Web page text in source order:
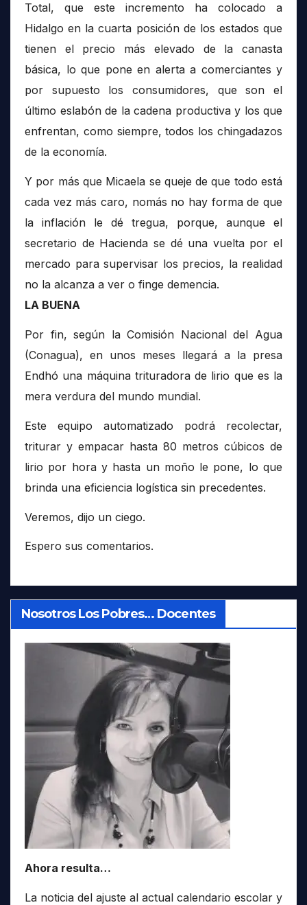
Total, que este incremento ha colocado a
Hidalgo en la cuarta posición de los estados que
tienen el precio más elevado de la canasta
básica, lo que pone en alerta a comerciantes y
por supuesto los consumidores, que son el
último eslabón de la cadena productiva y los que
enfrentan, como siempre, todos los chingadazos
de la economía.
Y por más que Micaela se queje de que todo está
cada vez más caro, nomás no hay forma de que
la inflación le dé tregua, porque, aunque el
secretario de Hacienda se dé una vuelta por el
mercado para supervisar los precios, la realidad
no la alcanza a ver o finge demencia.
LA BUENA
Por fin, según la Comisión Nacional del Agua
(Conagua), en unos meses llegará a la presa
Endhó una máquina trituradora de lirio que es la
mera verdura del mundo mundial.
Este equipo automatizado podrá recolectar,
triturar y empacar hasta 80 metros cúbicos de
lirio por hora y hasta un moño le pone, lo que
brinda una eficiencia logística sin precedentes.
Veremos, dijo un ciego.
Espero sus comentarios.
Nosotros Los Pobres… Docentes
Ahora resulta…
La noticia del ajuste al actual calendario escolar y